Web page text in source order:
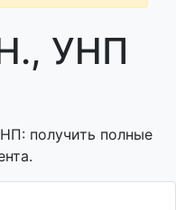
УНП
получить полные